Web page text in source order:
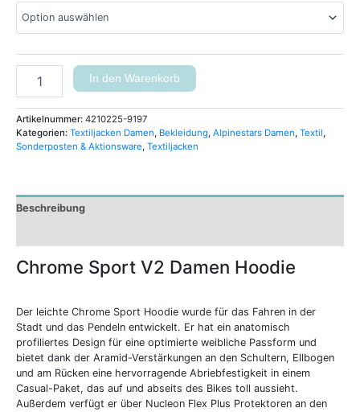
In den Warenkorb
Artikelnummer: 4210225-9197
Kategorien: Textiljacken Damen, Bekleidung, Alpinestars Damen, Textil,
Sonderposten & Aktionsware, Textiljacken
Beschreibung
Chrome Sport V2 Damen Hoodie
Der leichte Chrome Sport Hoodie wurde für das Fahren in der
Stadt und das Pendeln entwickelt. Er hat ein anatomisch
profiliertes Design für eine optimierte weibliche Passform und
bietet dank der Aramid-Verstärkungen an den Schultern, Ellbogen
und am Rücken eine hervorragende Abriebfestigkeit in einem
Casual-Paket, das auf und abseits des Bikes toll aussieht.
Außerdem verfügt er über Nucleon Flex Plus Protektoren an den